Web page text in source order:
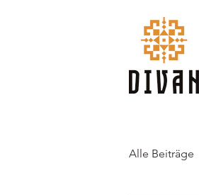
Alle Beiträge